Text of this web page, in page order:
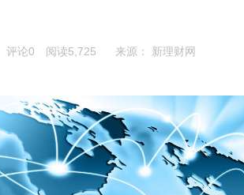
评论0 阅读5,725 来源： 新理财网